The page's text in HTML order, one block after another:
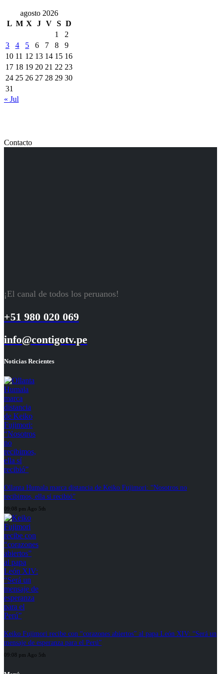
agosto 2026
L M X J V S D
1
2
3
4 5 6 7 8
9
10 11 12 13 14 15 16
17 18 19 20 21 22 23
24 25 26 27 28 29 30
31
« Jul
Contacto
¡El canal de todos los peruanos!
+51 980 020 069
info@contigotv.pe
Noticias Recientes
Ollanta Humala marca distancia de Keiko Fujimori: “Nosotros no
recibimos, ella sí recibió”
09:08 pm Ago 5th
Keiko Fujimori recibe con “corazones abiertos” al papa León XIV: “Será un
mensaje de esperanza para el Perú”
09:08 pm Ago 5th